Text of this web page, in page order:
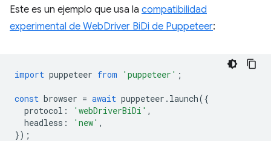
Este es un ejemplo que usa la compatibilidad
experimental de WebDriver BiDi de Puppeteer:
import puppeteer from 'puppeteer' ;
const browser = await puppeteer . launch({
protocol : 'webDriverBiDi' ,
headless : 'new' ,
});